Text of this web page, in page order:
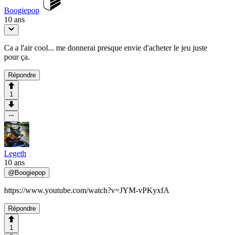
Boogiepop
10 ans
Ca a l'air cool... me donnerai presque envie d'acheter le jeu juste
pour ça.
Répondre
1
Legeth
10 ans
@ Boogiepop
https://www.youtube.com/watch?v=JYM-vPKyxfA
Répondre
1